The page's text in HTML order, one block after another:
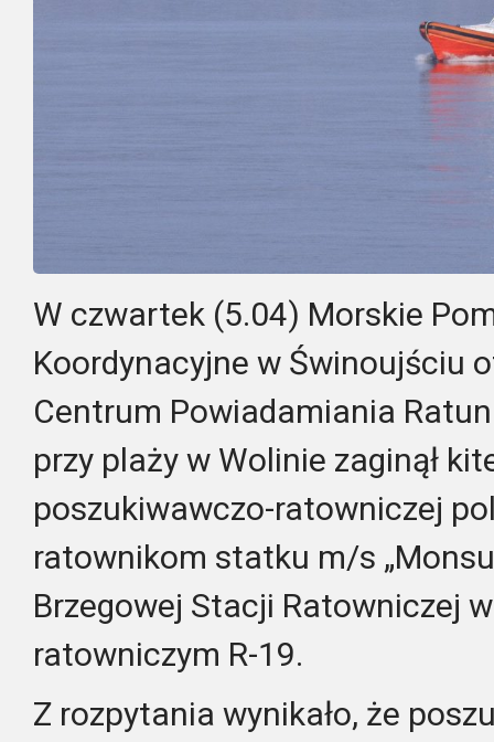
W czwartek (5.04) Morskie
Koordynacyjne w Świnoujściu
Centrum Powiadamiania
przy plaży w Wolinie zaginął
poszukiwawczo-ratowniczej
ratownikom statku m/s
Brzegowej Stacji Ratowniczej
ratowniczym R-19.
Z rozpytania wynikało, że